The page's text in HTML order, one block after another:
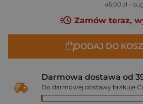
45,00 zł -
Zamów teraz,
DODAJ DO
Darmowa dostawa od
Do darmowej dostawy brakuje Ci